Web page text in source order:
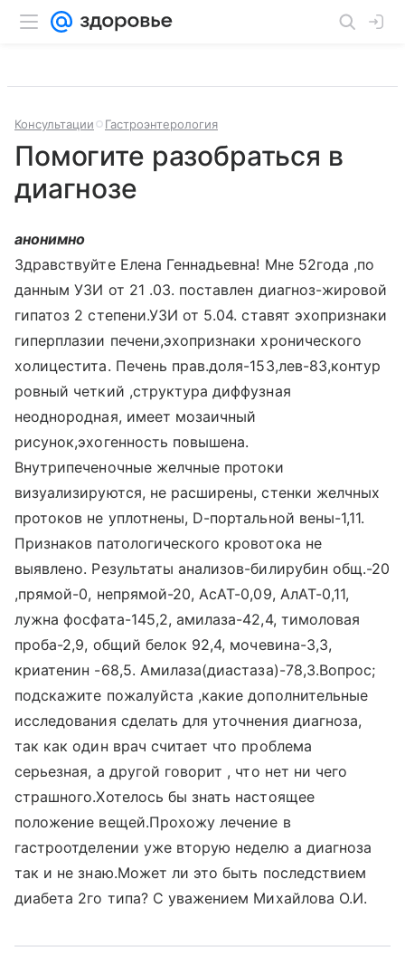
Консультации Гастроэнтерология
Помогите разобраться в
диагнозе
анонимно
Здравствуйте Елена Геннадьевна! Мне 52года ,по
данным УЗИ от 21 .03. поставлен диагноз-жировой
гипатоз 2 степени.УЗИ от 5.04. ставят эхопризнаки
гиперплазии печени,эхопризнаки хронического
холицестита. Печень прав.доля-153,лев-83,контур
ровный четкий ,структура диффузная
неоднородная, имеет мозаичный
рисунок,эхогенность повышена.
Внутрипеченочные желчные протоки
визуализируются, не расширены, стенки желчных
протоков не уплотнены, D-портальной вены-1,11.
Признаков патологического кровотока не
выявлено. Результаты анализов-билирубин общ.-20
,прямой-0, непрямой-20, АсАТ-0,09, АлАТ-0,11,
лужна фосфата-145,2, амилаза-42,4, тимоловая
проба-2,9, общий белок 92,4, мочевина-3,3,
криатенин -68,5. Амилаза(диастаза)-78,3.Вопрос;
подскажите пожалуйста ,какие дополнительные
исследования сделать для уточнения диагноза,
так как один врач считает что проблема
серьезная, а другой говорит , что нет ни чего
страшного.Хотелось бы знать настоящее
положение вещей.Прохожу лечение в
гастроотделении уже вторую неделю а диагноза
так и не знаю.Может ли это быть последствием
диабета 2го типа? С уважением Михайлова О.И.